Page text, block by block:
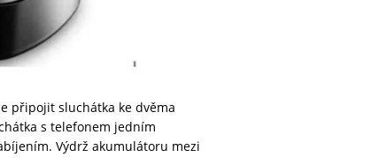
připojit sluchátka ke dvěma
s telefonem jedním
Výdrž akumulátoru mezi